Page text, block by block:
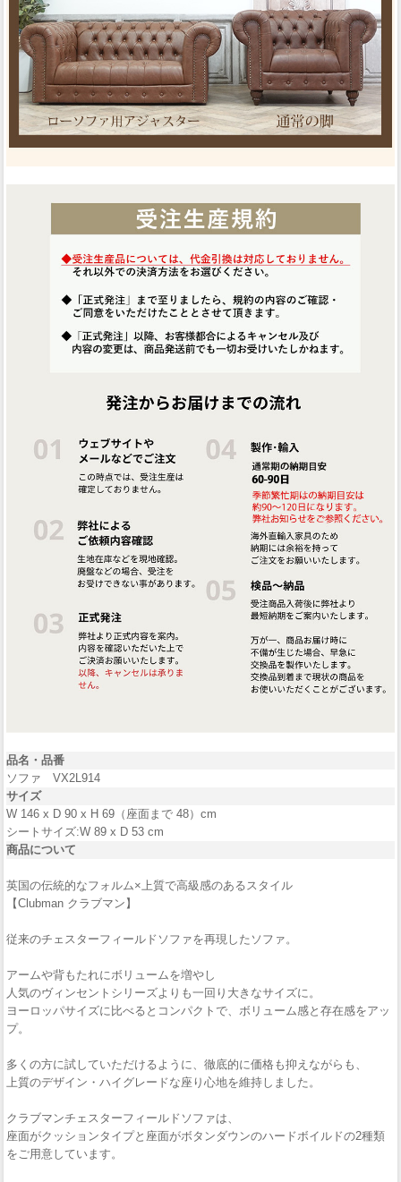
品名・品番
ソファ VX2L914
サイズ
W 146 x D 90 x H 69（座面まで 48）cm
シートサイズ:W 89 x D 53 cm
商品について
英国の伝統的なフォルム×上質で高級感のあるスタイル
【Clubman クラブマン】
従来のチェスターフィールドソファを再現したソファ。
アームや背もたれにボリュームを増やし
人気のヴィンセントシリーズよりも一回り大きなサイズに。
ヨーロッパサイズに比べるとコンパクトで、ボリューム感と存在感をアッ
プ。
多くの方に試していただけるように、徹底的に価格も抑えながらも、
上質のデザイン・ハイグレードな座り心地を維持しました。
クラブマンチェスターフィールドソファは、
座面がクッションタイプと座面がボタンダウンのハードボイルドの2種類
をご用意しています。